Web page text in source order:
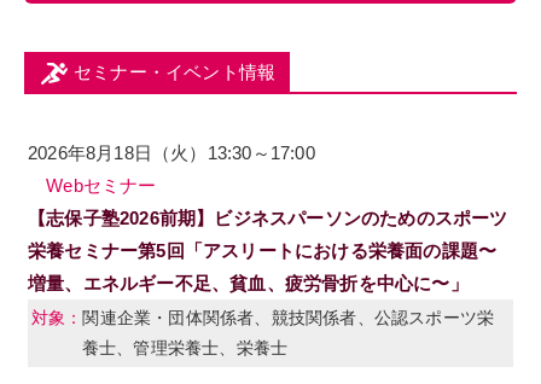
セミナー・イベント情報
2026年8月18日（火）13:30～17:00
Webセミナー
【志保子塾2026前期】ビジネスパーソンのためのスポーツ
栄養セミナー第5回「アスリートにおける栄養面の課題〜
増量、エネルギー不足、貧血、疲労骨折を中心に〜」
関連企業・団体関係者、競技関係者、公認スポーツ栄
養士、管理栄養士、栄養士